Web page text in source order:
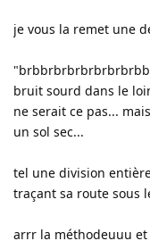
je vous la remet une
bruit sourd dans le
ne serait ce pas...
un sol sec...
tel une division
traçant sa route sous
arrr la méthodeuuu